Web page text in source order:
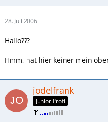
28. Juli 2006
Hallo???
Hmm, hat hier keiner mein
jodelfrank
Junior Profi